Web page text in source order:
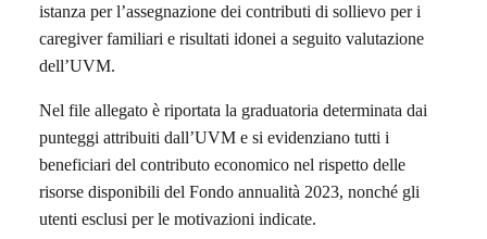
istanza per l’assegnazione dei contributi di sollievo per i
caregiver familiari e risultati idonei a seguito valutazione
dell’UVM.
Nel file allegato è riportata la graduatoria determinata dai
punteggi attribuiti dall’UVM e si evidenziano tutti i
beneficiari del contributo economico nel rispetto delle
risorse disponibili del Fondo annualità 2023, nonché gli
utenti esclusi per le motivazioni indicate.